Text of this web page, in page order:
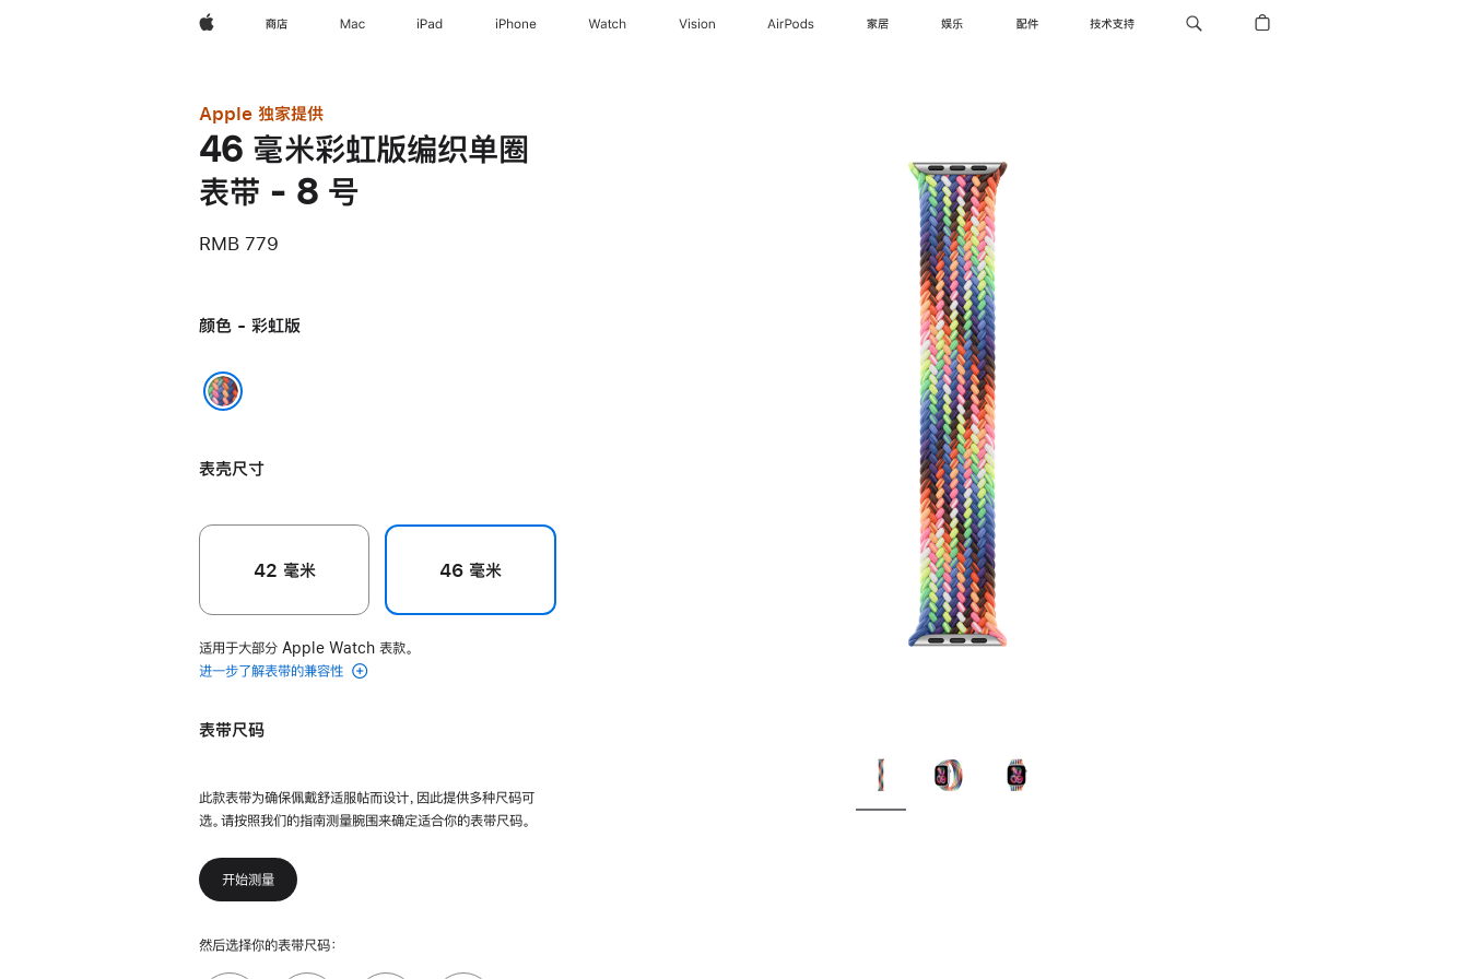
Apple 商店 Mac iPad iPhone Watch Vision AirPods 家居 娱乐 配件 技术支持
Apple 独家提供
46 毫米彩虹版编织单圈
表带 - 8 号
RMB 779
颜色 - 彩虹版
表壳尺寸
42 毫米 46 毫米
适用于大部分 Apple Watch 表款。
进一步了解表带的兼容性
表带尺码
此款表带为确保佩戴舒适服帖而设计，因此提供多种尺码可
选。请按照我们的指南测量腕围来确定适合你的表带尺码。
开始测量
然后选择你的表带尺码：